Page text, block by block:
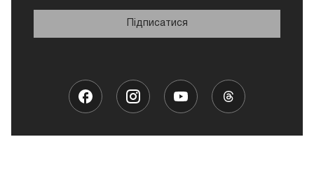
Підписатися